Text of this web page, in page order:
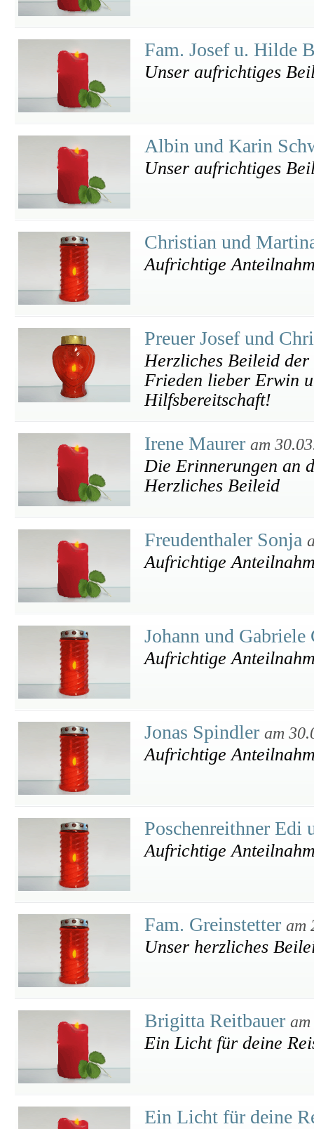
Fam. Josef u. Hilde
Unser aufrichtiges
Albin und Karin
Unser aufrichtiges
Christian und
Aufrichtige
Preuer Josef und
Herzliches Beileid
Frieden lieber Erwin
Hilfsbereitschaft!
Irene Maurer am
Die Erinnerungen an
Herzliches Beileid
Freudenthaler Sonja
Aufrichtige
Johann und
Aufrichtige
Jonas Spindler am
Aufrichtige
Poschenreithner
Aufrichtige
Fam. Greinstetter am
Unser herzliches
Brigitta Reitbauer
Ein Licht für deine
Ein Licht für deine